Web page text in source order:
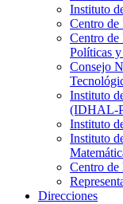
Instituto
Centro de
Centro de
Políticas
Consejo
Instituto
(IDHAL-
Instituto
Instituto
Centro de
Direcciones